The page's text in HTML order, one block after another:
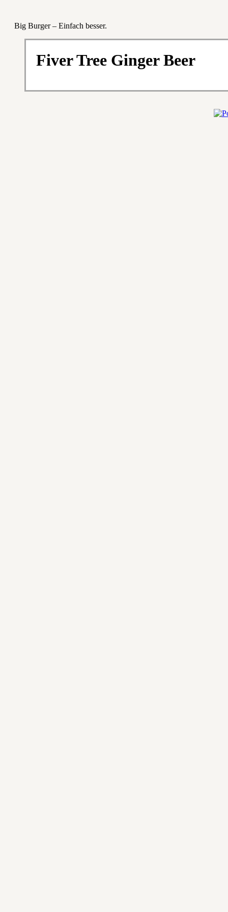
Big Burger – Einfach besser.
Fiver Tree Ginger Beer